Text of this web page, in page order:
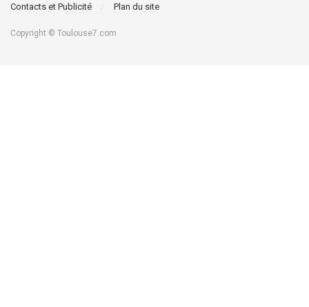
Contacts et Publicité
Plan du site
Copyright © Toulouse7.com